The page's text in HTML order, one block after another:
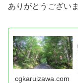
ありがとうございま
cgkaruizawa.com